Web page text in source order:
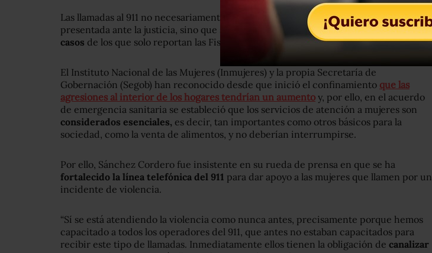
Las llamadas al 911 no necesariamente terminan con una denuncia formal
presentada ante la justicia, sino que son de orientación, por lo quereflejan más
casos de los que solo reportan las Fiscalías como denuncias.
El Instituto Nacional de las Mujeres (Inmujeres) y la propia Secretaría de
Gobernación (Segob) han reconocido desde que inició el confinamiento que las
agresiones al interior de los hogares tendrían un aumento y, por ello, en el acuerdo
de emergencia sanitaria se estableció que los servicios de atención a mujeres son
considerados esenciales, es decir, tan importantes como otros básicos para la
sociedad, como la venta de alimentos, y no deberían interrumpirse.
Por ello, Sánchez Cordero fue insistente en su rueda de prensa en que se ha
fortalecido la línea telefónica del 911 para dar apoyo a las mujeres que llamen por un
incidente de violencia.
“Sí se está atendiendo la violencia como nunca antes, precisamente porque hemos
capacitado a todos los operadores del 911, que antes no estaban capacitados para
recibir este tipo de llamadas. Inmediatamente ellos tienen la obligación de canalizar